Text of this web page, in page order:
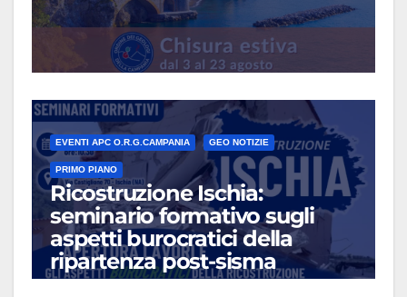
EVENTI APC O.R.G.CAMPANIA GEO NOTIZIE
PRIMO PIANO
Ricostruzione Ischia:
seminario formativo sugli
aspetti burocratici della
ripartenza post-sisma